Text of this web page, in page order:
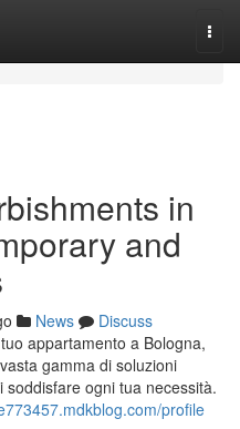
in
and
News
Discuss
appartamento a Bologna,
gamma di soluzioni
ogni tua necessità.
profile